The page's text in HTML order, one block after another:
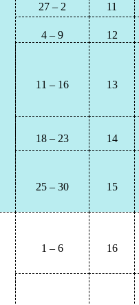
27 – 2 11
4 – 9 12
11 – 16 13
18 – 23 14
25 – 30 15
1 – 6 16